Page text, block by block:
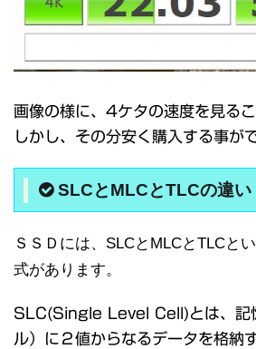
画像の様に、4ケタの速度を見るこ
しかし、その分安く購入する事が
SLCとMLCとTLCの違い
ＳＳＤには、SLCとMLCとTLCと
式があります。
SLC(Single Level Cell)とは、記
ル）に２値からなるデータを格納